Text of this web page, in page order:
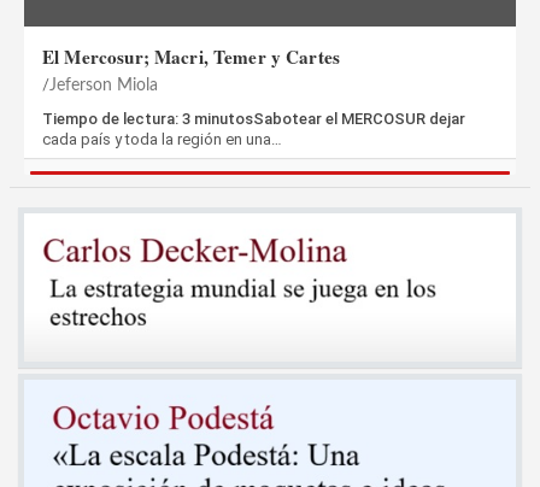
El Mercosur; Macri, Temer y Cartes
Jeferson Miola
Tiempo de lectura: 3 minutosSabotear el MERCOSUR dejar
cada país y toda la región en una…